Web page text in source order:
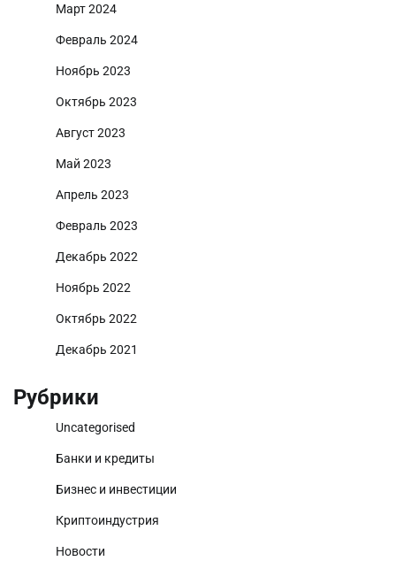
Март 2024
Февраль 2024
Ноябрь 2023
Октябрь 2023
Август 2023
Май 2023
Апрель 2023
Февраль 2023
Декабрь 2022
Ноябрь 2022
Октябрь 2022
Декабрь 2021
Рубрики
Uncategorised
Банки и кредиты
Бизнес и инвестиции
Криптоиндустрия
Новости